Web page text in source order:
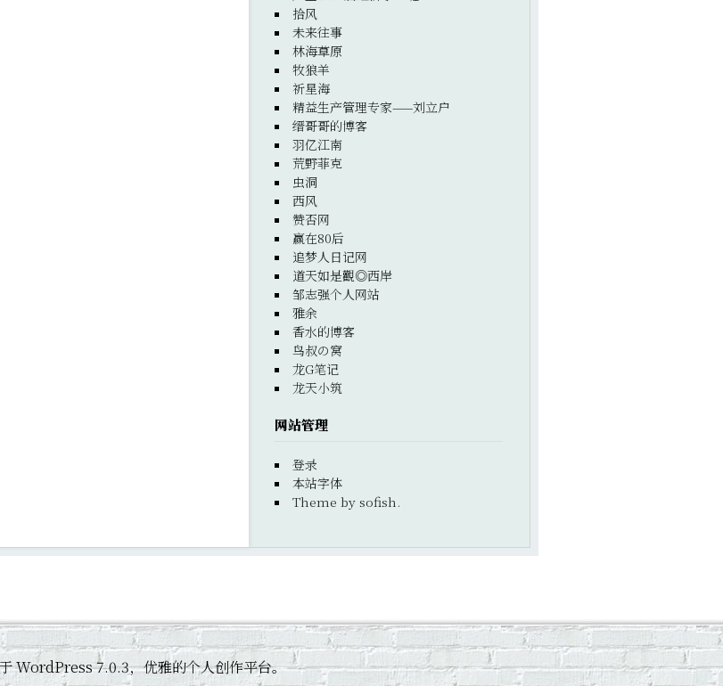
拾风
未来往事
林海草原
牧狼羊
祈星海
精益生产管理专家——刘立户
缙哥哥的博客
羽亿江南
荒野菲克
虫洞
西风
赞否网
赢在80后
追梦人日记网
道天如是觀◎西岸
邹志强个人网站
雅余
香水的博客
鸟叔の窝
龙G笔记
龙天小筑
网站管理
登录
本站字体
Theme by sofish.
WordPress 7.0.3，优雅的个人创作平台。